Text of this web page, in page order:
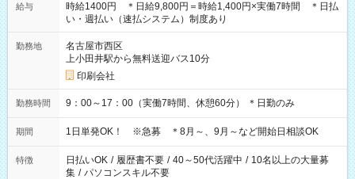
給与
時給1400円 ＊日給9,800円＝時給1,400円×実働7時間 ＊日払
い・週払い（速払システム）制度あり
勤務地
名古屋市西区
上小田井駅から無料送迎バス10分
印刷会社
勤務時間 9：00～17：00（実働7時間、休憩60分） ＊日勤のみ
期間 1日単発OK！ ※急募 ＊8月～、9月～など開始日相談OK
特徴 日払いOK / 履歴書不要 / 40～50代活躍中 / 10名以上の大量募
集 / パソコンスキル不要